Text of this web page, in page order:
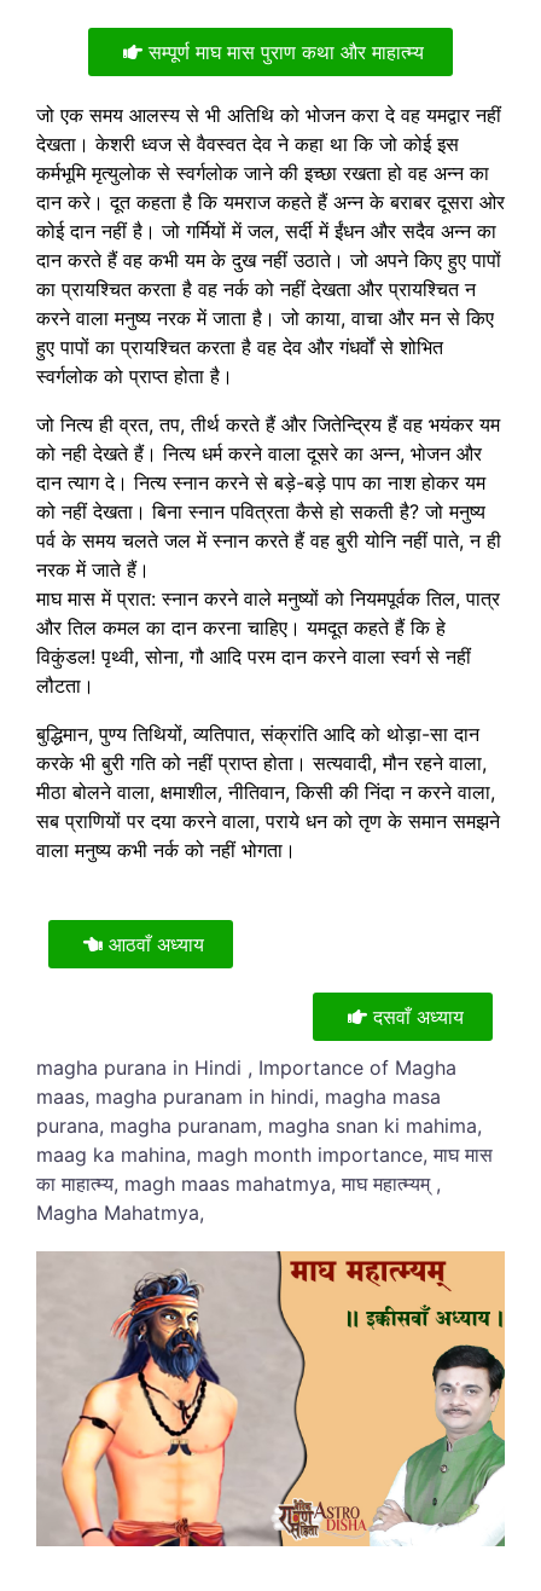
सम्पूर्ण माघ मास पुराण कथा और माहात्म्य
जो एक समय आलस्य से भी अतिथि को भोजन करा दे वह यमद्वार नहीं
देखता। केशरी ध्वज से वैवस्वत देव ने कहा था कि जो कोई इस
कर्मभूमि मृत्युलोक से स्वर्गलोक जाने की इच्छा रखता हो वह अन्न का
दान करे। दूत कहता है कि यमराज कहते हैं अन्न के बराबर दूसरा ओर
कोई दान नहीं है। जो गर्मियों में जल, सर्दी में ईंधन और सदैव अन्न का
दान करते हैं वह कभी यम के दुख नहीं उठाते। जो अपने किए हुए पापों
का प्रायश्चित करता है वह नर्क को नहीं देखता और प्रायश्चित न
करने वाला मनुष्य नरक में जाता है। जो काया, वाचा और मन से किए
हुए पापों का प्रायश्चित करता है वह देव और गंधर्वों से शोभित
स्वर्गलोक को प्राप्त होता है।
जो नित्य ही व्रत, तप, तीर्थ करते हैं और जितेन्द्रिय हैं वह भयंकर यम
को नही देखते हैं। नित्य धर्म करने वाला दूसरे का अन्न, भोजन और
दान त्याग दे। नित्य स्नान करने से बड़े-बड़े पाप का नाश होकर यम
को नहीं देखता। बिना स्नान पवित्रता कैसे हो सकती है? जो मनुष्य
पर्व के समय चलते जल में स्नान करते हैं वह बुरी योनि नहीं पाते, न ही
नरक में जाते हैं।
माघ मास में प्रात: स्नान करने वाले मनुष्यों को नियमपूर्वक तिल, पात्र
और तिल कमल का दान करना चाहिए। यमदूत कहते हैं कि हे
विकुंडल! पृथ्वी, सोना, गौ आदि परम दान करने वाला स्वर्ग से नहीं
लौटता।
बुद्धिमान, पुण्य तिथियों, व्यतिपात, संक्रांति आदि को थोड़ा-सा दान
करके भी बुरी गति को नहीं प्राप्त होता। सत्यवादी, मौन रहने वाला,
मीठा बोलने वाला, क्षमाशील, नीतिवान, किसी की निंदा न करने वाला,
सब प्राणियों पर दया करने वाला, पराये धन को तृण के समान समझने
वाला मनुष्य कभी नर्क को नहीं भोगता।
आठवाँ अध्याय
दसवाँ अध्याय
magha purana in Hindi , Importance of Magha
maas, magha puranam in hindi, magha masa
purana, magha puranam, magha snan ki mahima,
maag ka mahina, magh month importance, माघ मास
का माहात्म्य, magh maas mahatmya, माघ महात्म्यम् ,
Magha Mahatmya,